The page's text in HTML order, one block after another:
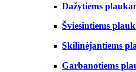
Dažytiems
Šviesintiems
Skilinėjantiems
Garbanotiems